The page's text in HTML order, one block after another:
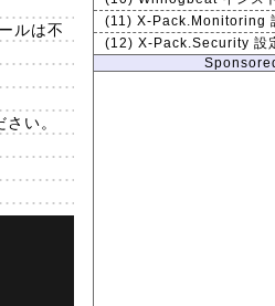
ルは不
い。
(11) X-Pack.Monitoring
(12) X-Pack.Security 設